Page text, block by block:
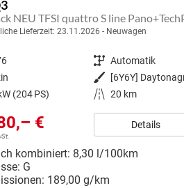
Lieferzeit: 23.11.2026 Neuwagen
Getriebe Automatik
Außenfarbe
(204 PS) Kilometerstand 20 km
€ Details
kombiniert: 8,30 l/100km
G
189,00 g/km